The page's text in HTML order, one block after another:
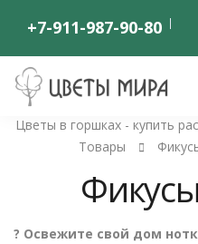
+7-911-987-90-80
Цветы в горшках - купить
Товары
? Освежите свой дом